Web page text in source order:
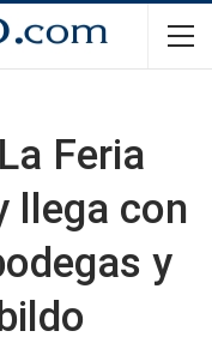
Feria
llega con
y